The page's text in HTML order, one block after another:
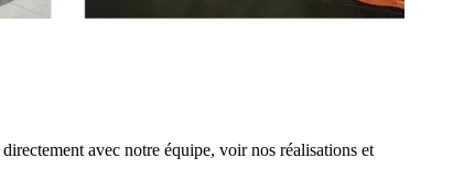
avec notre équipe, voir nos réalisations et